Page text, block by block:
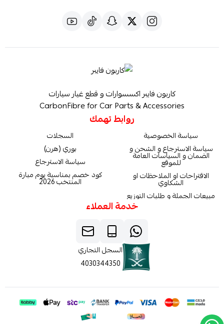
كاربون فايبر اكسسوارات و قطع غيار سيارات
CarbonFibre for Car Parts & Accessories
روابط تهمك
سياسة الخصوصية
سياسة الاسترجاع و الشحن و
الضمان و السياسات العامة
للموقع
الاقتراحات او الملاحظات او
الشكاوي
مبيعات الجملة و طلبات التوزيع
السجلات
بوري (هرن)
سياسة الاسترجاع
كود خصم بمناسبة يوم مبارة
المنتخب 2026
خدمة العملاء
السجل التجاري
4030344350